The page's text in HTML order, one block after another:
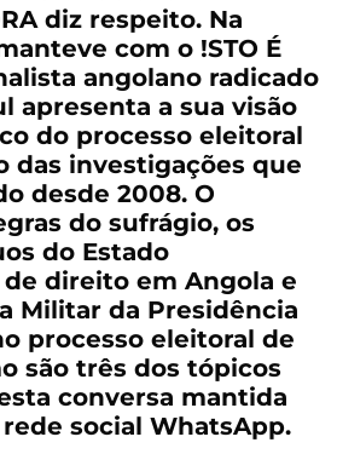
diz respeito. Na
com o !STO É
angolano radicado
apresenta a sua visão
do processo eleitoral
das investigações que
desde 2008. O
do sufrágio, os
do Estado
direito em Angola e
Militar da Presidência
processo eleitoral de
são três dos tópicos
conversa mantida
social WhatsApp.